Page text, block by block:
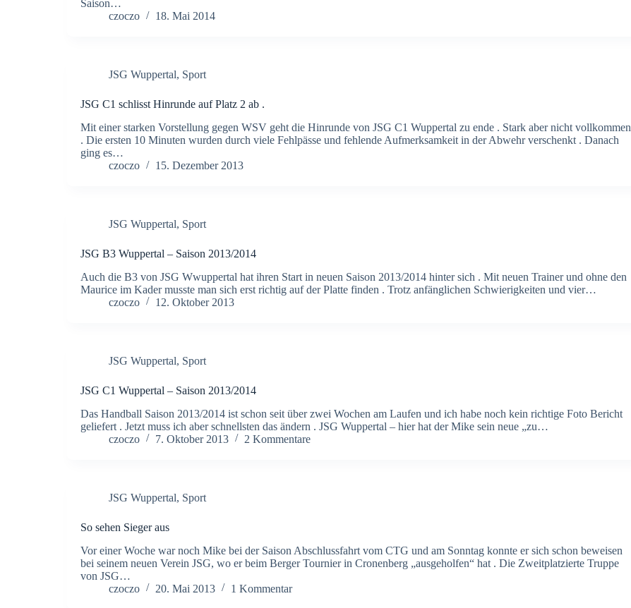
Saison…
czoczo
18. Mai 2014
JSG Wuppertal, Sport
JSG C1 schlisst Hinrunde auf Platz 2 ab .
Mit einer starken Vorstellung gegen WSV geht die Hinrunde von JSG C1 Wuppertal zu ende . Stark aber nicht vollkommen
. Die ersten 10 Minuten wurden durch viele Fehlpässe und fehlende Aufmerksamkeit in der Abwehr verschenkt . Danach
ging es…
czoczo
15. Dezember 2013
JSG Wuppertal, Sport
JSG B3 Wuppertal – Saison 2013/2014
Auch die B3 von JSG Wwuppertal hat ihren Start in neuen Saison 2013/2014 hinter sich . Mit neuen Trainer und ohne den
Maurice im Kader musste man sich erst richtig auf der Platte finden . Trotz anfänglichen Schwierigkeiten und vier…
czoczo
12. Oktober 2013
JSG Wuppertal, Sport
JSG C1 Wuppertal – Saison 2013/2014
Das Handball Saison 2013/2014 ist schon seit über zwei Wochen am Laufen und ich habe noch kein richtige Foto Bericht
geliefert . Jetzt muss ich aber schnellsten das ändern . JSG Wuppertal – hier hat der Mike sein neue „zu…
czoczo
7. Oktober 2013 2 Kommentare
JSG Wuppertal, Sport
So sehen Sieger aus
Vor einer Woche war noch Mike bei der Saison Abschlussfahrt vom CTG und am Sonntag konnte er sich schon beweisen
bei seinem neuen Verein JSG, wo er beim Berger Tournier in Cronenberg „ausgeholfen“ hat . Die Zweitplatzierte Truppe
von JSG…
czoczo
20. Mai 2013 1 Kommentar